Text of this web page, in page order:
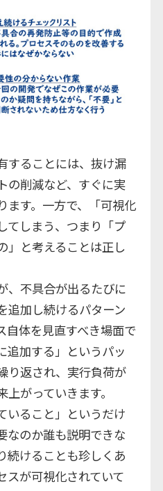
することには、抜け漏
の削減など、すぐに実
ます。一方で、「可視化
てしまう、つまり「プ
」と考えることは正し
、不具合が出るたびに
追加し続けるパターン
自体を見直すべき場面で
追加する」というパッ
り返され、実行負荷が
がっていきます。
いること」というだけ
なのか誰も説明できな
続けることも珍しくあ
スが可視化されていて